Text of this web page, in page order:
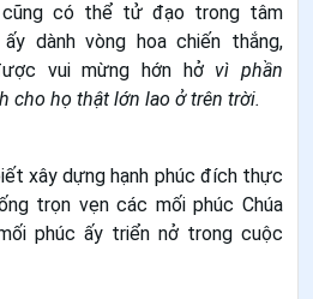
cũng có thể tử đạo trong tâm
dành vòng hoa chiến thắng,
vui mừng hớn hở vì phần
cho họ thật lớn lao ở trên trời.
xây dựng hạnh phúc đích thực
trọn vẹn các mối phúc Chúa
phúc ấy triển nở trong cuộc